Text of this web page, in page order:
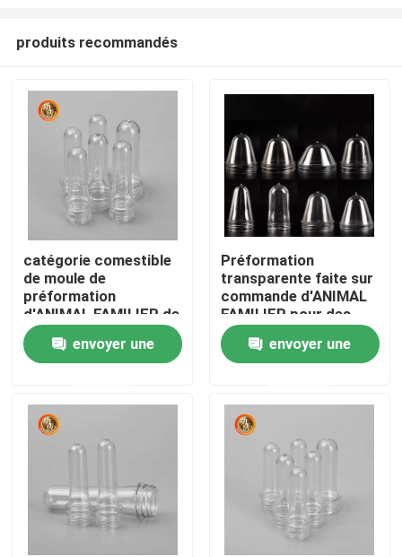
Aperçu
Produits
Vidéos
VR Show
A propos de nous
Visite d'usine
produits recommandés
catégorie comestible
de moule de
préformation
d'ANIMAL FAMILIER de
bouteille d'eau de
28mm 30mm 62mm
envoyer une
Préformation
transparente faite sur
commande d'ANIMAL
FAMILIER pour des
bouteilles d'eau 1 litre
envoyer une